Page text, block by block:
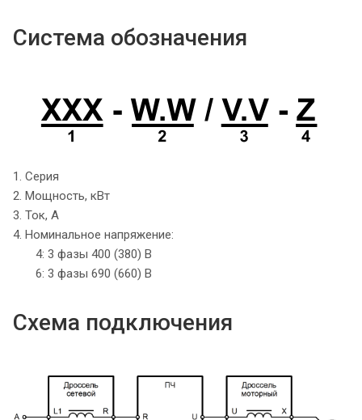
Система обозначения
1. Серия
2. Мощность, кВт
3. Ток, А
4. Номинальное напряжение:
4: 3 фазы 400 (380) В
6: 3 фазы 690 (660) В
Схема подключения